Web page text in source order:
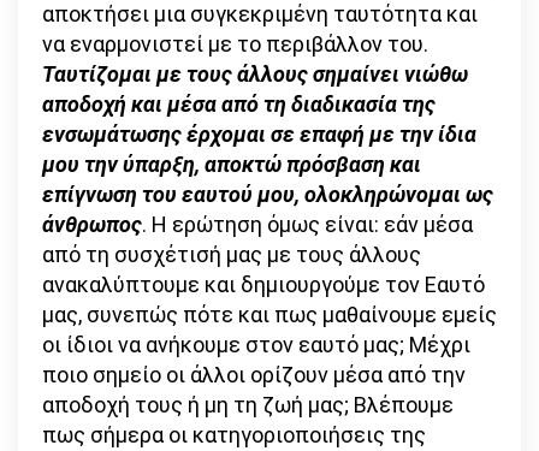
αποκτήσει μια συγκεκριμένη ταυτότητα και
να εναρμονιστεί με το περιβάλλον του.
Ταυτίζομαι με τους άλλους σημαίνει νιώθω
αποδοχή και μέσα από τη διαδικασία της
ενσωμάτωσης έρχομαι σε επαφή με την ίδια
μου την ύπαρξη, αποκτώ πρόσβαση και
επίγνωση του εαυτού μου, ολοκληρώνομαι ως
άνθρωπος. Η ερώτηση όμως είναι: εάν μέσα
από τη συσχέτισή μας με τους άλλους
ανακαλύπτουμε και δημιουργούμε τον Εαυτό
μας, συνεπώς πότε και πως μαθαίνουμε εμείς
οι ίδιοι να ανήκουμε στον εαυτό μας; Μέχρι
ποιο σημείο οι άλλοι ορίζουν μέσα από την
αποδοχή τους ή μη τη ζωή μας; Βλέπουμε
πως σήμερα οι κατηγοριοποιήσεις της